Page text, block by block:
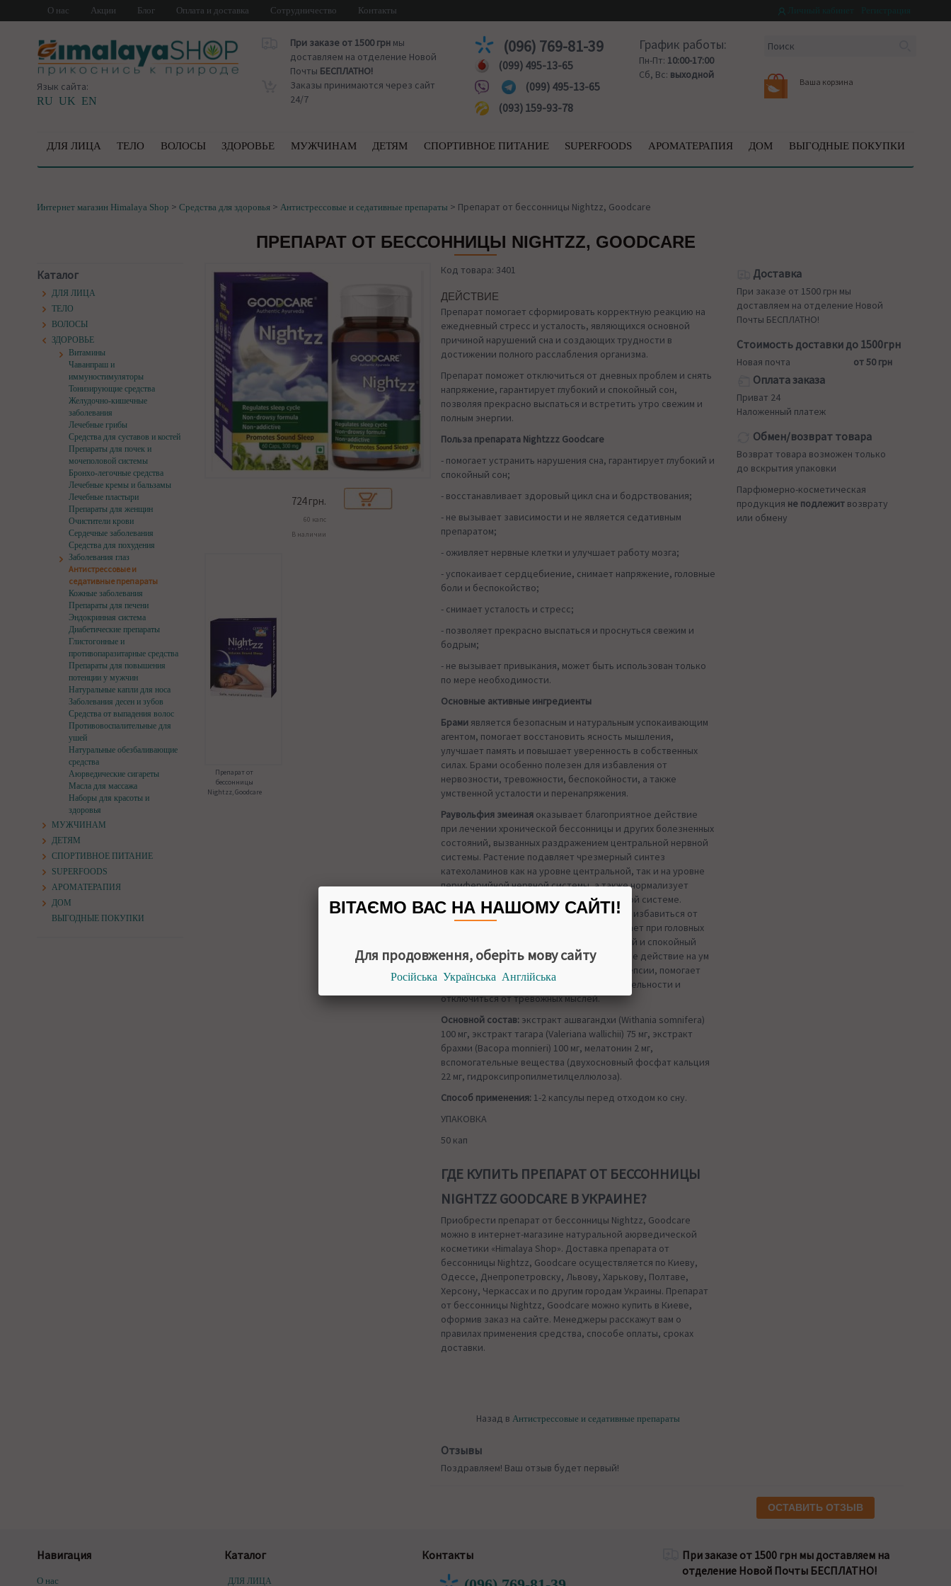
О нас Акции Блог Оплата и доставка Сотрудничество Контакты
Язык сайта:
RU UK EN
При заказе от 1500 грнмы
доставляем на отделение Новой
Почты БЕСПЛАТНО!
Заказы принимаются через сайт
24/7
(096) 769-81-39
(099) 495-13-65
(099) 495-13-65
(093) 159-93-78
График работы:
Пн-Пт: 10:00-17:00
Сб, Вс: выходной
Ваша корзина
ДЛЯ ЛИЦА ТЕЛО ВОЛОСЫ ЗДОРОВЬЕ МУЖЧИНАМ ДЕТЯМ СПОРТИВНОЕ ПИТАНИЕ SUPERFOODS АРОМАТЕРАПИЯ ДОМ ВЫГОДНЫЕ ПОКУПКИ
Интернет магазин Himalaya Shop > Средства для здоровья > Антистрессовые и седативные препараты > Препарат от бессонницы Nightzz, Goodcare
ПРЕПАРАТ ОТ БЕССОННИЦЫ NIGHTZZ, GOODCARE
Каталог
ДЛЯ ЛИЦА
ТЕЛО
ВОЛОСЫ
ЗДОРОВЬЕ
Витамины
Чаванпраш и
иммуностимуляторы
Тонизирующие средства
Желудочно-кишечные
заболевания
Лечебные грибы
Средства для суставов и костей
Препараты для почек и
мочеполовой системы
Бронхо-легочные средства
Лечебные кремы и бальзамы
Лечебные пластыри
Препараты для женщин
Очистители крови
Сердечные заболевания
Средства для похудения
Заболевания глаз
Антистрессовые и
седативные препараты
Кожные заболевания
Препараты для печени
Эндокринная система
Диабетические препараты
Глистогонные и
противопаразитарные средства
Препараты для повышения
потенции у мужчин
Натуральные капли для носа
Заболевания десен и зубов
Средства от выпадения волос
Противовоспалительные для
ушей
Натуральные обезбаливающие
средства
Аюрведические сигареты
Масла для массажа
Наборы для красоты и
здоровья
МУЖЧИНАМ
ДЕТЯМ
СПОРТИВНОЕ ПИТАНИЕ
SUPERFOODS
АРОМАТЕРАПИЯ
ДОМ
ВЫГОДНЫЕ ПОКУПКИ
724грн.
60 капс
В наличии
Препарат от
бессонницы
Nightzz, Goodcare
Код товара: 3401
ДЕЙСТВИЕ
Препарат помогает сформировать корректную реакцию на
ежедневный стресс и усталость, являющихся основной
причиной нарушений сна и создающих трудности в
достижении полного расслабления организма.
Препарат поможет отключиться от дневных проблем и снять
напряжение, гарантирует глубокий и спокойный сон,
позволяя прекрасно выспаться и встретить утро свежим и
полным энергии.
Польза препарата Nightzzz Goodcare
- помогает устранить нарушения сна, гарантирует глубокий и
спокойный сон;
- восстанавливает здоровый цикл сна и бодрствования;
- не вызывает зависимости и не является седативным
препаратом;
- оживляет нервные клетки и улучшает работу мозга;
- успокаивает сердцебиение, снимает напряжение, головные
боли и беспокойство;
- снимает усталость и стресс;
- позволяет прекрасно выспаться и проснуться свежим и
бодрым;
- не вызывает привыкания, может быть использован только
по мере необходимости.
Основные активные ингредиенты
Брами является безопасным и натуральным успокаивающим
агентом, помогает восстановить ясность мышления,
улучшает память и повышает уверенность в собственных
силах. Брами особенно полезен для избавления от
нервозности, тревожности, беспокойности, а также
умственной усталости и перенапряжения.
Раувольфия змеиная оказывает благоприятное действие
при лечении хронической бессонницы и других болезненных
состояний, вызванных раздражением центральной нервной
системы. Растение подавляет чрезмерный синтез
катехоламинов как на уровне центральной, так и на уровне
периферийной нервной системы, а также нормализует
уровень серотонина в центральной нервной системе.
Растение позволяет натуральным образом избавиться от
сильного психического напряжения, помогает при головных
болях и головокружении, вызывает крепкий и спокойный
сон. Раувольфия оказывает успокаивающее действие на ум
при сильном возбуждении, истерии, эпилепсии, помогает
сосредоточиться на расслабляющей деятельности и
отключиться от тревожных мыслей.
Основной состав: экстракт ашвагандхи (Withania somnifera)
100 мг, экстракт тагара (Valeriana wallichii) 75 мг, экстракт
брахми (Bacopa monnieri) 100 мг, мелатонин 2 мг,
вспомогательные вещества (двухосновный фосфат кальция
22 мг, гидроксипропилметилцеллюлоза).
Способ применения: 1-2 капсулы перед отходом ко сну.
УПАКОВКА
50 кап
ГДЕ КУПИТЬ ПРЕПАРАТ ОТ БЕССОННИЦЫ
NIGHTZZ GOODCARE В УКРАИНЕ?
Приобрести препарат от бессонницы Nightzz, Goodcare
можно в интернет-магазине натуральной аюрведической
косметики «Himalaya Shop». Доставка препарата от
бессонницы Nightzz, Goodcare осуществляется по Киеву,
Одессе, Днепропетровску, Львову, Харькову, Полтаве,
Херсону, Черкассах и по другим городам Украины. Препарат
от бессонницы Nightzz, Goodcare можно купить в Киеве,
оформив заказ на сайте. Менеджеры расскажут вам о
правилах применения средства, способе оплаты, сроках
доставки.
Назад вАнтистрессовые и седативные препараты
Доставка
При заказе от 1500 грн мы
доставляем на отделение Новой
Почты БЕСПЛАТНО!
Стоимость доставки до 1500грн
Новая почта от 50 грн
Оплата заказа
Приват 24
Наложенный платеж
Обмен/возврат товара
Возврат товара возможен только
до вскрытия упаковки
Парфюмерно-косметическая
продукция не подлежит возврату
или обмену
Отзывы
Поздравляем! Ваш отзыв будет первый!
ОСТАВИТЬ ОТЗЫВ
Навигация
О нас
Каталог
ДЛЯ ЛИЦА
Контакты
При заказе от 1500 грн мы доставляем на
отделение Новой Почты БЕСПЛАТНО!
ВІТАЄМО ВАС НА НАШОМУ САЙТІ!
Для продовження, оберіть мову сайту
Російська Українська Англійська